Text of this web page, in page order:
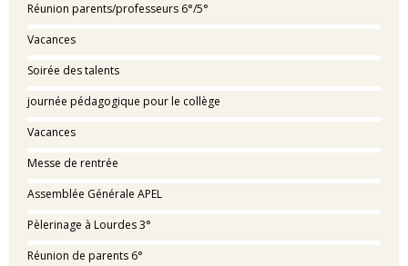
Réunion parents/professeurs 6°/5°
Vacances
Soirée des talents
journée pédagogique pour le collège
Vacances
Messe de rentrée
Assemblée Générale APEL
Pèlerinage à Lourdes 3°
Réunion de parents 6°